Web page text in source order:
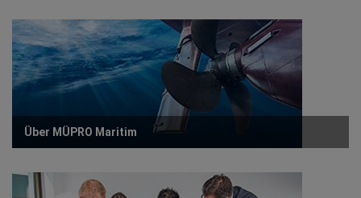
Über MÜPRO Maritim